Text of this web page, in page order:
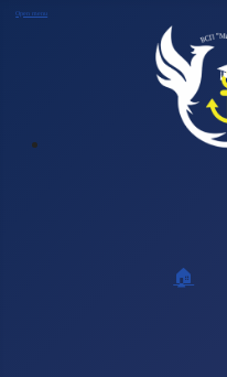
Open menu
🏠︎